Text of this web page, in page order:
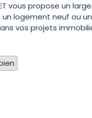
vous propose un
logement neuf ou
vos projets